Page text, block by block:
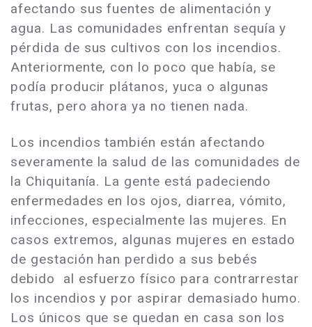
afectando sus fuentes de alimentación y
agua. Las comunidades enfrentan sequía y
pérdida de sus cultivos con los incendios.
Anteriormente, con lo poco que había, se
podía producir plátanos, yuca o algunas
frutas, pero ahora ya no tienen nada.
Los incendios también están afectando
severamente la salud de las comunidades de
la Chiquitanía. La gente está padeciendo
enfermedades en los ojos, diarrea, vómito,
infecciones, especialmente las mujeres. En
casos extremos, algunas mujeres en estado
de gestación han perdido a sus bebés
debido al esfuerzo físico para contrarrestar
los incendios y por aspirar demasiado humo.
Los únicos que se quedan en casa son los